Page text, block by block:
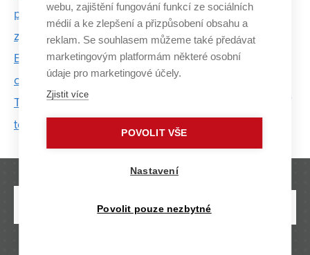
pacientů má kvalita výstavby i chování personálu,
zjistil výzkum FAST VUT
Bod TUBO pomáhá už 20 let sledovat pohyb Brna i
celého kontinentu
Tomáš Apeltauer: Evakuace osob je stále důležitější
téma. Naše modely v tom pomáhají
webu, zajištění fungování funkcí ze sociálních
médií a ke zlepšení a přizpůsobení obsahu a
reklam. Se souhlasem můžeme také předávat
marketingovým platformám některé osobní
údaje pro marketingové účely.
Zjistit více
POVOLIT VŠE
Nastavení
Povolit pouze nezbytné